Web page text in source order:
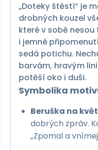
„Doteky štěstí“ je
drobných kouzel
které v sobě
i jemné
sedá potichu.
barvám, hravým
potěší oko i duši.
Symbolika
Beruška na
dobrých zpráv.
„Zpomal a